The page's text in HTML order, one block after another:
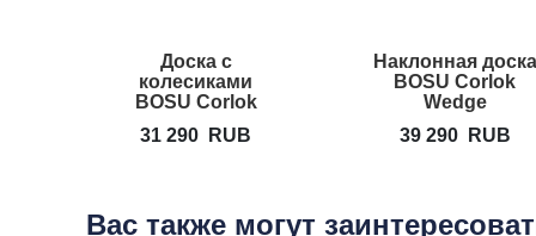
Доска с
колесиками
BOSU Corlok
31 290 RUB
Наклонная доска
BOSU Corlok
Wedge
39 290
RUB
Вас также могут